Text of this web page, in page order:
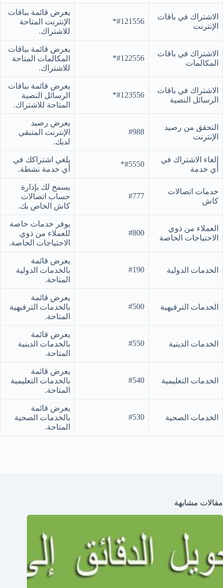
الاشتراك في باقات
الإنترنت
#121556*
يعرض قائمة بباقات
الإنترنت المتاحة
للاشتراك.
الاشتراك في باقات
المكالمات
#122556*
يعرض قائمة بباقات
المكالمات المتاحة
للاشتراك.
الاشتراك في باقات
الرسائل النصية
#123556*
يعرض قائمة بباقات
الرسائل النصية
المتاحة للاشتراك.
التحقق من رصيد
الإنترنت
#988
يعرض رصيد
الإنترنت المتبقي
لديك.
إلغاء الاشتراك في
أي خدمة
#5550*
يلغي اشتراكك في
أي خدمة نشطة.
خدمات اتصالات
كاش
#777
يسمح لك بإدارة
حساب اتصالات
كاش الخاص بك.
العملاء من ذوي
الاحتياجات الخاصة
#800
يوفر خدمات خاصة
للعملاء من ذوي
الاحتياجات الخاصة.
الخدمات الدولية #190
يعرض قائمة
بالخدمات الدولية
المتاحة.
الخدمات الترفيهية #500
يعرض قائمة
بالخدمات الترفيهية
المتاحة.
الخدمات الدينية #550
يعرض قائمة
بالخدمات الدينية
المتاحة.
الخدمات التعليمية #540
يعرض قائمة
بالخدمات التعليمية
المتاحة.
الخدمات الصحية #530
يعرض قائمة
بالخدمات الصحية
المتاحة.
مقالات مشابهة